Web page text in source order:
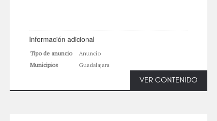
Información adicional
Tipo de anuncio
Anuncio
Municipios
Guadalajara
VER CONTENIDO